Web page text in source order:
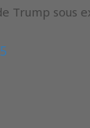
Trump sous